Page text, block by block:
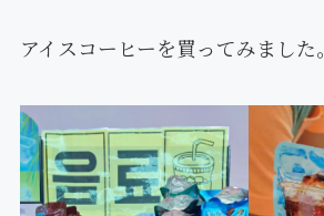
アイスコーヒーを買ってみました。